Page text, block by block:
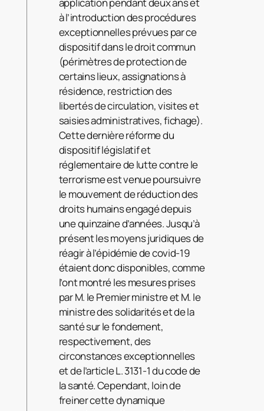
à l’introduction des procédures
exceptionnelles prévues par ce
dispositif dans le droit commun
(périmètres de protection de
certains lieux, assignations à
résidence, restriction des
libertés de circulation, visites et
saisies administratives, fichage).
Cette dernière réforme du
dispositif législatif et
réglementaire de lutte contre le
terrorisme est venue poursuivre
le mouvement de réduction des
droits humains engagé depuis
une quinzaine d’années. Jusqu’à
présent les moyens juridiques de
réagir à l’épidémie de covid-19
étaient donc disponibles, comme
l’ont montré les mesures prises
par M. le Premier ministre et M. le
ministre des solidarités et de la
santé sur le fondement,
respectivement, des
circonstances exceptionnelles
et de l’article L. 3131-1 du code de
la santé. Cependant, loin de
freiner cette dynamique